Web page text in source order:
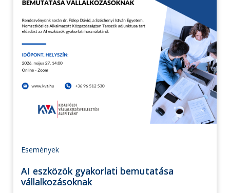
Események
AI eszközök gyakorlati bemutatása
vállalkozásoknak